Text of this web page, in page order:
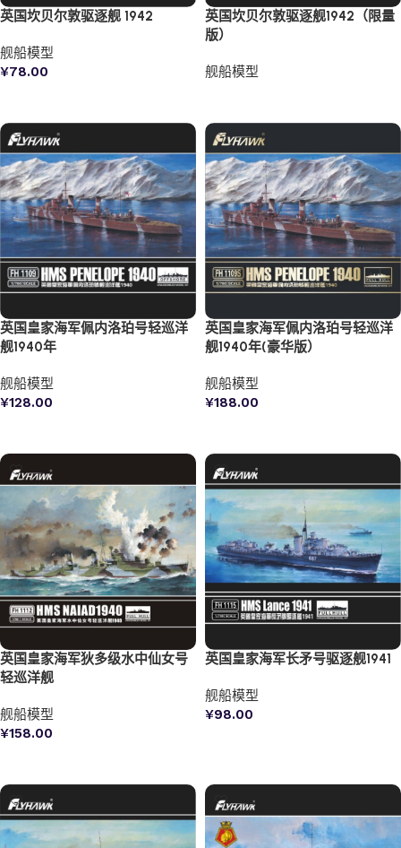
英国坎贝尔敦驱逐舰 1942
舰船模型
¥78.00
英国坎贝尔敦驱逐舰1942（限量
版）
舰船模型
英国皇家海军佩内洛珀号轻巡洋
舰1940年
舰船模型
¥128.00
英国皇家海军佩内洛珀号轻巡洋
舰1940年(豪华版）
舰船模型
¥188.00
英国皇家海军狄多级水中仙女号
轻巡洋舰
舰船模型
¥158.00
英国皇家海军长矛号驱逐舰1941
舰船模型
¥98.00